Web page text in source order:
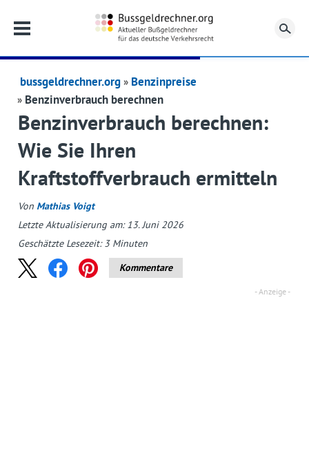
bussgeldrechner.org
Benzinpreise
Benzinverbrauch berechnen
Benzinverbrauch berechnen:
Wie Sie Ihren
Kraftstoffverbrauch ermitteln
Von Mathias Voigt
Letzte Aktualisierung am: 13. Juni 2026
Geschätzte Lesezeit:3 Minuten
Kommentare